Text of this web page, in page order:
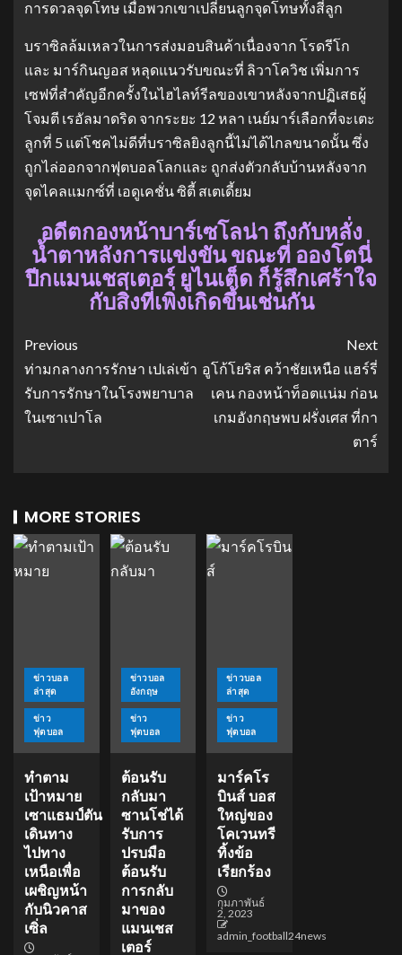
การดวลจุดโทษ เมื่อพวกเขาเปลี่ยนลูกจุดโทษทั้งสี่ลูก
บราซิลล้มเหลวในการส่งมอบสินค้าเนื่องจาก โรดรีโก
และ มาร์กินญอส หลุดแนวรับขณะที่ ลิวาโควิช เพิ่มการ
เซฟที่สำคัญอีกครั้งในไฮไลท์รีลของเขาหลังจากปฏิเสธผู้
โจมตี เรอัลมาดริด จากระยะ 12 หลา เนย์มาร์เลือกที่จะเตะ
ลูกที่ 5 แต่โชคไม่ดีที่บราซิลยิงลูกนี้ไม่ได้ไกลขนาดนั้น ซึ่ง
ถูกไล่ออกจากฟุตบอลโลกและ ถูกส่งตัวกลับบ้านหลังจาก
จุดไคลแมกซ์ที่ เอดูเคชั่น ซิตี้ สเตเดี้ยม
อดีตกองหน้าบาร์เซโลน่า ถึงกับหลั่ง
น้ำตาหลังการแข่งขัน ขณะที่ อองโตนี่
ปีกแมนเชสเตอร์ ยูไนเต็ด ก็รู้สึกเศร้าใจ
กับสิ่งที่เพิ่งเกิดขึ้นเช่นกัน
Previous
ท่ามกลางการรักษา เปเล่เข้า
รับการรักษาในโรงพยาบาล
ในเซาเปาโล
Next
อูโก้โยริส คว้าชัยเหนือ แฮร์รี่
เคน กองหน้าท็อตแน่ม ก่อน
เกมอังกฤษพบ ฝรั่งเศส ที่กา
ตาร์
MORE STORIES
ข่าวบอล
ล่าสุด
ข่าว
ฟุตบอล
ทำตาม
เป้าหมาย
เซาแธมป์ตัน
เดินทาง
ไปทาง
เหนือเพื่อ
เผชิญหน้า
กับนิวคาส
เซิ่ล
ข่าวบอล
อังกฤษ
ข่าว
ฟุตบอล
ต้อนรับ
กลับมา
ซานโช่ได้
รับการ
ปรบมือ
ต้อนรับ
การกลับ
มาของ
แมนเชส
เตอร์
ข่าวบอล
ล่าสุด
ข่าว
ฟุตบอล
มาร์คโร
บินส์ บอส
ใหญ่ของ
โคเวนทรี
ทิ้งข้อ
เรียกร้อง
กุมภาพันธ์
2, 2023
admin_football24news